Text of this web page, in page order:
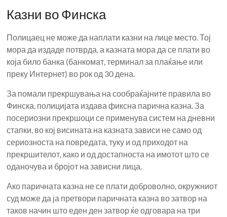
Казни во Финска
Полицаец не може да наплати казни на лице место. Тој
мора да издаде потврда, а казната мора да се плати во
која било банка (банкомат, терминал за плаќање или
преку Интернет) во рок од 30 дена.
За помали прекршувања на сообраќајните правила во
Финска, полицијата издава фиксна парична казна. За
посериозни прекршоци се применува систем на дневни
стапки, во кој висината на казната зависи не само од
сериозноста на повредата, туку и од приходот на
прекршителот, како и од достапноста на имотот што се
оданочува и бројот на зависни лица.
Ако паричната казна не се плати доброволно, окружниот
суд може да ја претвори паричната казна во затвор на
таков начин што еден ден затвор ќе одговара на три